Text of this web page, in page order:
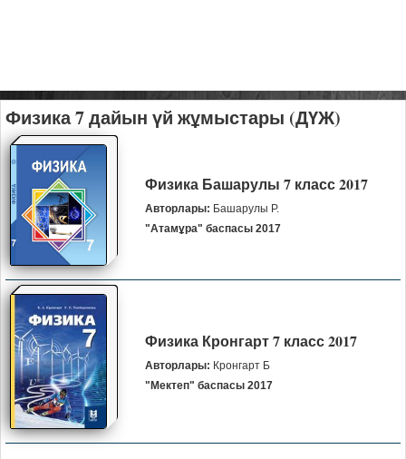
Физика 7 дайын үй жұмыстары (ДҮЖ)
Физика Башарулы 7 класс 2017
Авторлары: Башарулы Р.
"Атамұра" баспасы 2017
Физика Кронгарт 7 класс 2017
Авторлары: Кронгарт Б
"Мектеп" баспасы 2017